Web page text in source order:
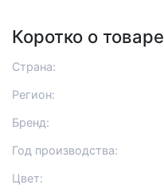
Коротко о товаре
Страна:
Регион:
Бренд:
Год производства:
Цвет: